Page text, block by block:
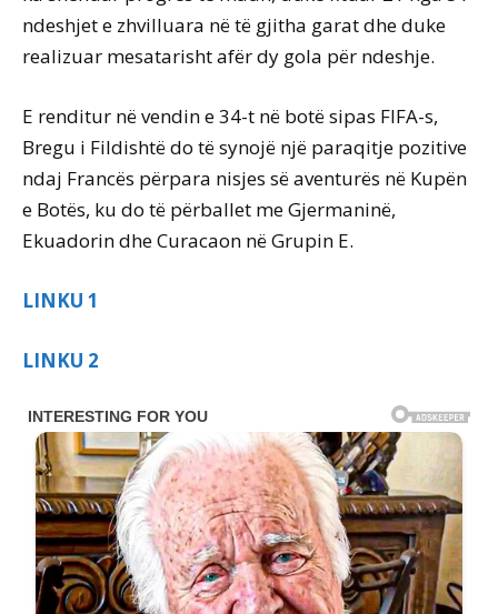
ndeshjet e zhvilluara në të gjitha garat dhe duke
realizuar mesatarisht afër dy gola për ndeshje.
E renditur në vendin e 34-t në botë sipas FIFA-s,
Bregu i Fildishtë do të synojë një paraqitje pozitive
ndaj Francës përpara nisjes së aventurës në Kupën
e Botës, ku do të përballet me Gjermaninë,
Ekuadorin dhe Curacaon në Grupin E.
LINKU 1
LINKU 2